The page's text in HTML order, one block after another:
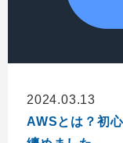
2024.03.13
AWSとは？初